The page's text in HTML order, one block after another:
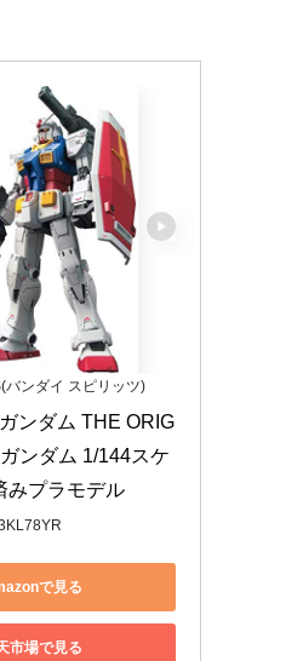
バンダイ スピリッツ)
ンダム THE ORIG
ンダム 1/144スケ
みプラモデル
で見る
市場で見る